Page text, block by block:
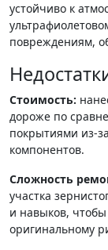
устойчиво к
повреждениям,
Стоимость:
дороже по
покрытиями из-
компонентов.
Сложность
участка
и навыков, чтобы
оригинальному